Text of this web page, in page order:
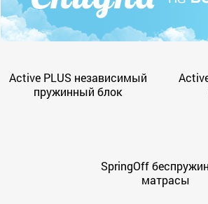
Active PLUS независимый
пружинный блок
SpringOff
матрасы